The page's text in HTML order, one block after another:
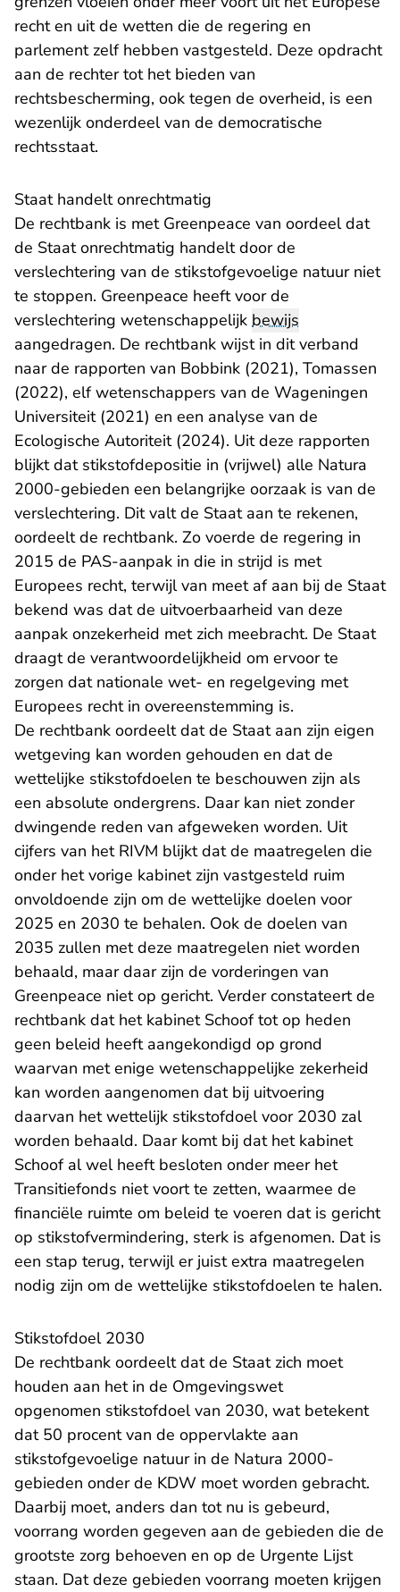
recht en uit de wetten die de regering en
parlement zelf hebben vastgesteld. Deze opdracht
aan de rechter tot het bieden van
rechtsbescherming, ook tegen de overheid, is een
wezenlijk onderdeel van de democratische
rechtsstaat.
Staat handelt onrechtmatig
De rechtbank is met Greenpeace van oordeel dat
de Staat onrechtmatig handelt door de
verslechtering van de stikstofgevoelige natuur niet
te stoppen. Greenpeace heeft voor de
verslechtering wetenschappelijk bewijs
aangedragen. De rechtbank wijst in dit verband
naar de rapporten van Bobbink (2021), Tomassen
(2022), elf wetenschappers van de Wageningen
Universiteit (2021) en een analyse van de
Ecologische Autoriteit (2024). Uit deze rapporten
blijkt dat stikstofdepositie in (vrijwel) alle Natura
2000-gebieden een belangrijke oorzaak is van de
verslechtering. Dit valt de Staat aan te rekenen,
oordeelt de rechtbank. Zo voerde de regering in
2015 de PAS-aanpak in die in strijd is met
Europees recht, terwijl van meet af aan bij de Staat
bekend was dat de uitvoerbaarheid van deze
aanpak onzekerheid met zich meebracht. De Staat
draagt de verantwoordelijkheid om ervoor te
zorgen dat nationale wet- en regelgeving met
Europees recht in overeenstemming is.
De rechtbank oordeelt dat de Staat aan zijn eigen
wetgeving kan worden gehouden en dat de
wettelijke stikstofdoelen te beschouwen zijn als
een absolute ondergrens. Daar kan niet zonder
dwingende reden van afgeweken worden. Uit
cijfers van het RIVM blijkt dat de maatregelen die
onder het vorige kabinet zijn vastgesteld ruim
onvoldoende zijn om de wettelijke doelen voor
2025 en 2030 te behalen. Ook de doelen van
2035 zullen met deze maatregelen niet worden
behaald, maar daar zijn de vorderingen van
Greenpeace niet op gericht. Verder constateert de
rechtbank dat het kabinet Schoof tot op heden
geen beleid heeft aangekondigd op grond
waarvan met enige wetenschappelijke zekerheid
kan worden aangenomen dat bij uitvoering
daarvan het wettelijk stikstofdoel voor 2030 zal
worden behaald. Daar komt bij dat het kabinet
Schoof al wel heeft besloten onder meer het
Transitiefonds niet voort te zetten, waarmee de
financiële ruimte om beleid te voeren dat is gericht
op stikstofvermindering, sterk is afgenomen. Dat is
een stap terug, terwijl er juist extra maatregelen
nodig zijn om de wettelijke stikstofdoelen te halen.
Stikstofdoel 2030
De rechtbank oordeelt dat de Staat zich moet
houden aan het in de Omgevingswet
opgenomen stikstofdoel van 2030, wat betekent
dat 50 procent van de oppervlakte aan
stikstofgevoelige natuur in de Natura 2000-
gebieden onder de KDW moet worden gebracht.
Daarbij moet, anders dan tot nu is gebeurd,
voorrang worden gegeven aan de gebieden die de
grootste zorg behoeven en op de Urgente Lijst
staan. Dat deze gebieden voorrang moeten krijgen